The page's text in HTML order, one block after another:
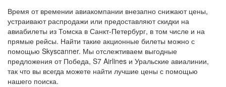
Время от времении авиакомпании внезапно снижают цены,
устраивают распродажи или предоставляют скидки на
авиабилеты из Томска в Санкт-Петербург, в том числе и на
прямые рейсы. Найти такие акционные билеты можно с
помощью Skyscanner. Мы отслежтиваем выгодные
предложения от Победа, S7 Airlines и Уральские авиалинии,
так что вы всегда можете найти лучшие цены с помощью
нашего поиска.